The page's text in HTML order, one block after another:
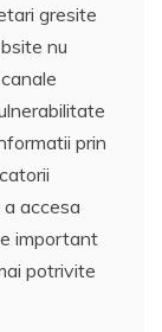
gresite
nu
prin
accesa
important
potrivite